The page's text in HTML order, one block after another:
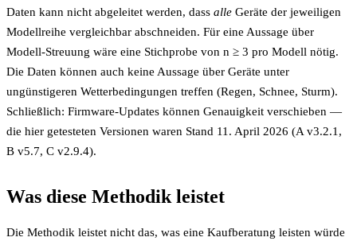
Daten kann nicht abgeleitet werden, dass alle Geräte der jeweiligen
Modellreihe vergleichbar abschneiden. Für eine Aussage über
Modell-Streuung wäre eine Stichprobe von n ≥ 3 pro Modell nötig.
Die Daten können auch keine Aussage über Geräte unter
ungünstigeren Wetterbedingungen treffen (Regen, Schnee, Sturm).
Schließlich: Firmware-Updates können Genauigkeit verschieben —
die hier getesteten Versionen waren Stand 11. April 2026 (A v3.2.1,
B v5.7, C v2.9.4).
Was diese Methodik leistet
Die Methodik leistet nicht das, was eine Kaufberatung leisten würde